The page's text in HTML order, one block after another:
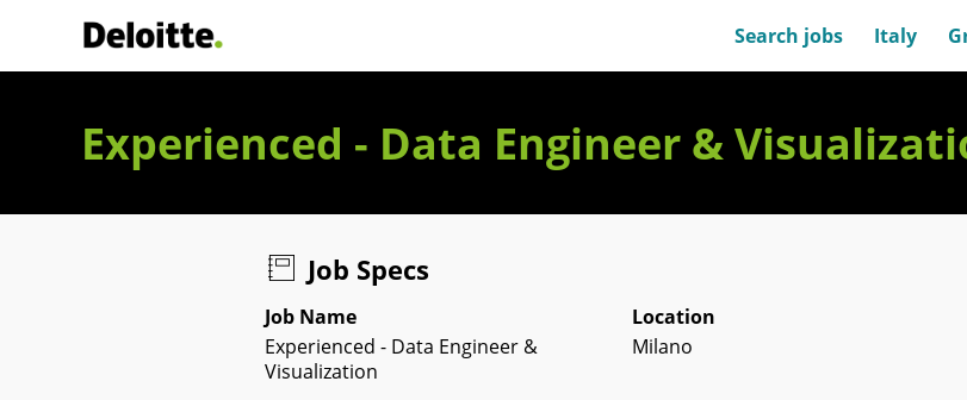
Deloitte Italia Search jobs Italy
Experienced - Data Engineer &
Job Specs
Job Name
Experienced - Data Engineer &
Visualization
Location
Milano